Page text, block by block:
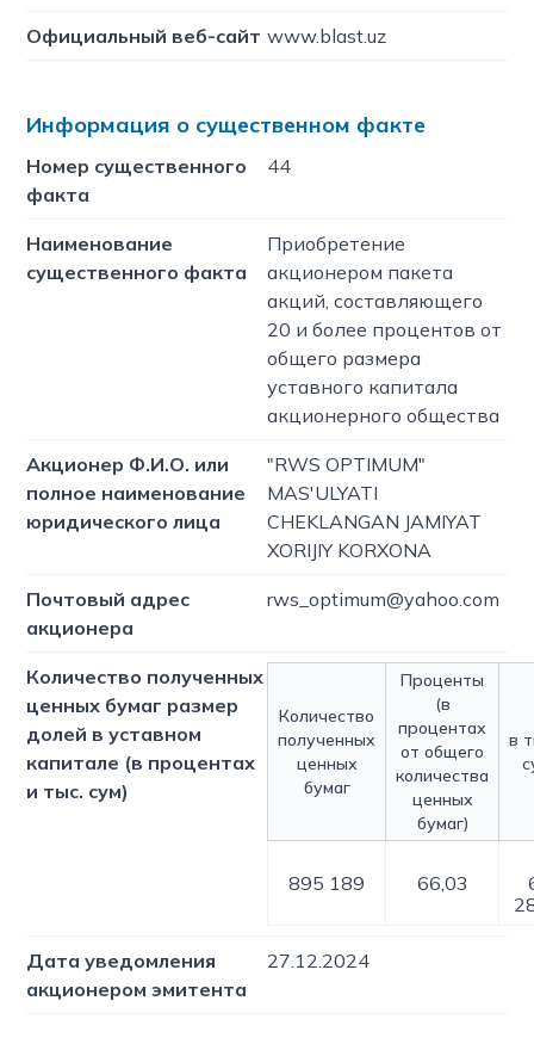
Официальный веб-сайт www.blast.uz
Информация о существенном факте
Номер существенного
факта
44
Наименование
существенного факта
Приобретение
акционером пакета
акций, составляющего
20 и более процентов от
общего размера
уставного капитала
акционерного общества
Акционер Ф.И.О. или
полное наименование
юридического лица
"RWS OPTIMUM"
MAS'ULYATI
CHEKLANGAN JAMIYAT
XORIJIY KORXONA
Почтовый адрес
акционера
rws_optimum@yahoo.com
Количество полученных
ценных бумаг размер
долей в уставном
капитале (в процентах
и тыс. сум)
Количество
полученных
ценных
бумаг
Проценты
(в
процентах
от общего
количества
ценных
бумаг)
в
895 189 66,03
Дата уведомления
акционером эмитента
27.12.2024